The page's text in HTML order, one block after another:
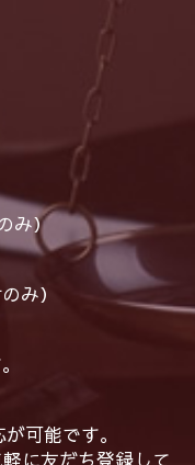
み）
み）
可能です。
に友だち登録して